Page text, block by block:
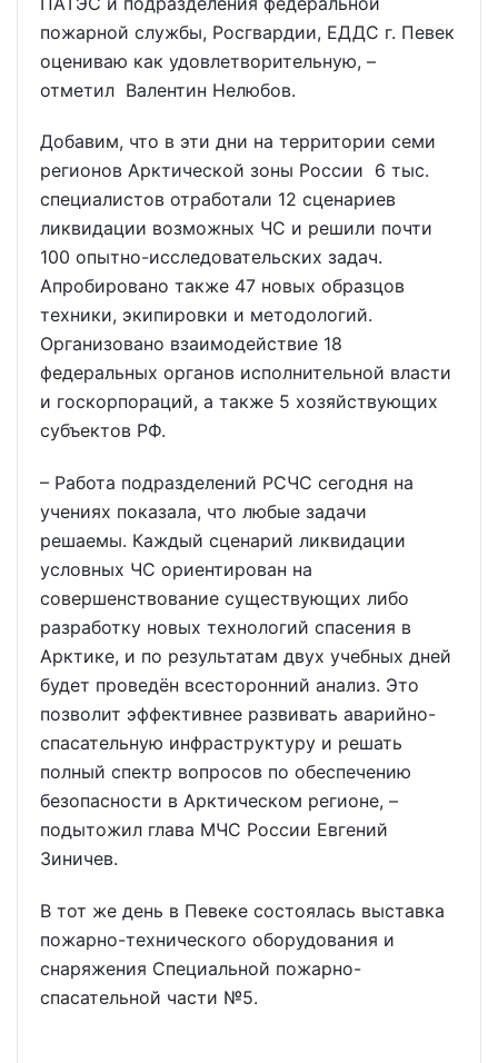
пожарной службы, Росгвардии, ЕДДС г. Певек
оцениваю как удовлетворительную, –
отметил Валентин Нелюбов.
Добавим, что в эти дни на территории семи
регионов Арктической зоны России 6 тыс.
специалистов отработали 12 сценариев
ликвидации возможных ЧС и решили почти
100 опытно-исследовательских задач.
Апробировано также 47 новых образцов
техники, экипировки и методологий.
Организовано взаимодействие 18
федеральных органов исполнительной власти
и госкорпораций, а также 5 хозяйствующих
субъектов РФ.
– Работа подразделений РСЧС сегодня на
учениях показала, что любые задачи
решаемы. Каждый сценарий ликвидации
условных ЧС ориентирован на
совершенствование существующих либо
разработку новых технологий спасения в
Арктике, и по результатам двух учебных дней
будет проведён всесторонний анализ. Это
позволит эффективнее развивать аварийно-
спасательную инфраструктуру и решать
полный спектр вопросов по обеспечению
безопасности в Арктическом регионе, –
подытожил глава МЧС России Евгений
Зиничев.
В тот же день в Певеке состоялась выставка
пожарно-технического оборудования и
снаряжения Специальной пожарно-
спасательной части №5.